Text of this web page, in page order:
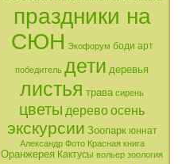
праздники на
СЮН Экофорум боди арт
победитель дети деревья
листья трава сирень
цветы деревоосень
экскурсии Зоопарк юннат
Александр Фото Красная книга
Оранжерея Кактусы вольер зоология